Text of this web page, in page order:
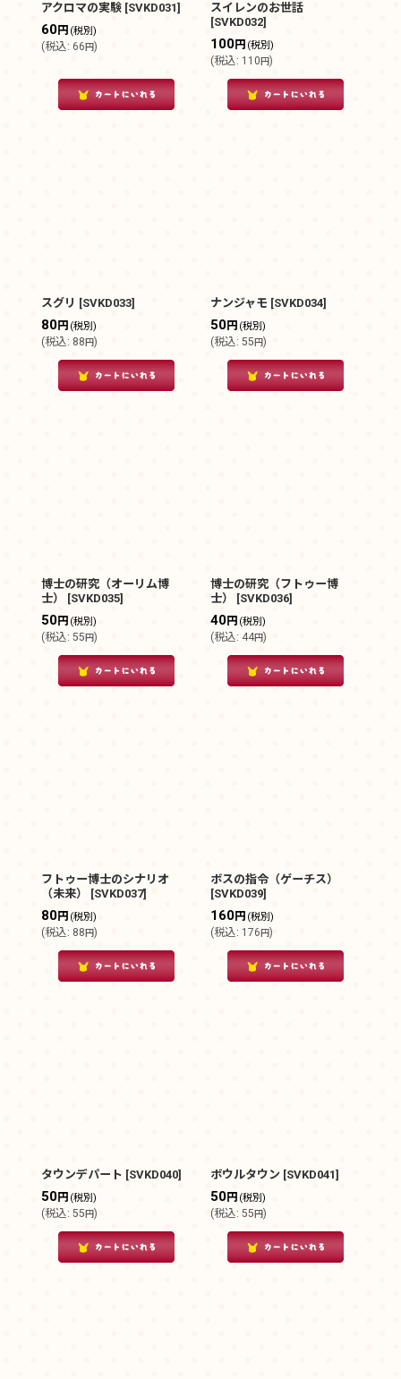
アクロマの実験 [SVKD031]
60円 (税別)
(税込: 66円)
スイレンのお世話
[SVKD032]
100円 (税別)
(税込: 110円)
スグリ [SVKD033]
80円 (税別)
(税込: 88円)
ナンジャモ [SVKD034]
50円 (税別)
(税込: 55円)
博士の研究（オーリム博
士）
[SVKD035]
50円 (税別)
(税込: 55円)
博士の研究（フトゥー博
士）
[SVKD036]
40円 (税別)
(税込: 44円)
フトゥー博士のシナリオ
（未来）
[SVKD037]
80円 (税別)
(税込: 88円)
ボスの指令（ゲーチス）
[SVKD039]
160円 (税別)
(税込: 176円)
タウンデパート [SVKD040]
50円 (税別)
(税込: 55円)
ボウルタウン [SVKD041]
50円 (税別)
(税込: 55円)